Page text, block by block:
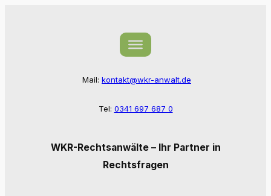
Mail: kontakt@wkr-anwalt.de
Tel: 0341 697 687 0
WKR-Rechtsanwälte – Ihr Partner in
Rechtsfragen